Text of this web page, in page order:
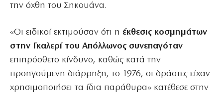
την όχθη του Σηκουάνα.
«Οι ειδικοί εκτιμούσαν ότι η έκθεσις κοσμημάτων
στην Γκαλερί του Απόλλωνος συνεπαγόταν
επιπρόσθετο κίνδυνο, καθώς κατά την
προηγούμενη διάρρηξη, το 1976, οι δράστες είχαν
χρησιμοποιήσει τα ίδια παράθυρα» κατέθεσε στην